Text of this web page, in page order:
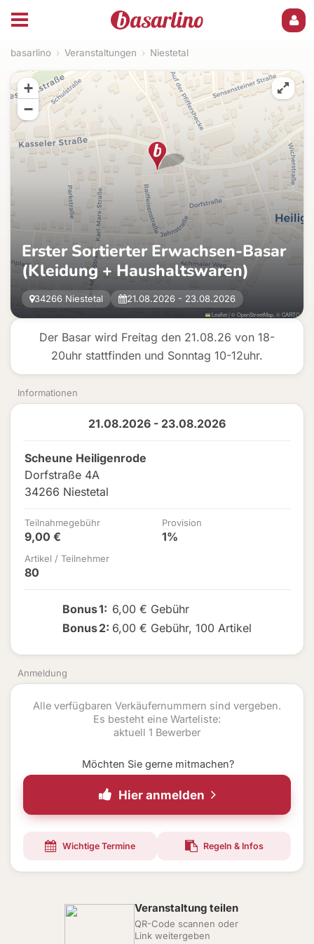
basarlino › Veranstaltungen › Niestetal
Der Basar wird Freitag den 21.08.26 von 18-
20uhr stattfinden und Sonntag 10-12uhr.
Informationen
Anmeldung
21.08.2026 - 23.08.2026
Scheune Heiligenrode
Dorfstraße 4A
34266 Niestetal
Teilnahmegebühr
9,00 €
Provision
1%
Artikel / Teilnehmer
80
Bonus1: 6,00 € Gebühr
Bonus2: 6,00 € Gebühr, 100 Artikel
Alle verfügbaren Verkäufernummern sind vergeben.
Es besteht eine Warteliste:
aktuell 1 Bewerber
Möchten Sie gerne mitmachen?
Hier anmelden
Wichtige Termine Regeln & Infos
Erster Sortierter Erwachsen-Basar
(Kleidung + Haushaltswaren)
34266 Niestetal 21.08.2026 - 23.08.2026
+
−
Leaflet|©OpenStreetMap , ©CARTO
Veranstaltung teilen
QR-Code scannen oder
Link weitergeben